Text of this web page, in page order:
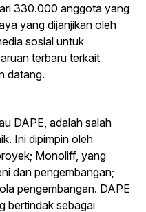
330.000 anggota yang
yang dijanjikan oleh
sosial untuk
terbaru terkait
datang.
DAPE, adalah salah
Ini dipimpin oleh
Monoliff, yang
dan pengembangan;
pengembangan. DAPE
bertindak sebagai